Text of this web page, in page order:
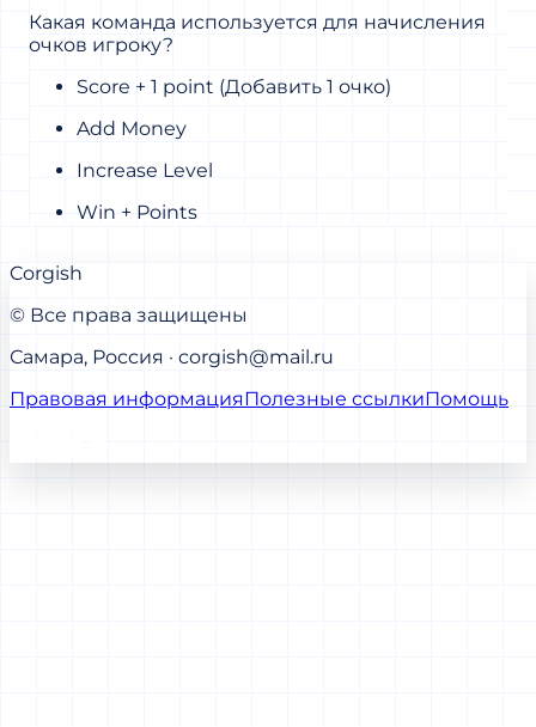
Какая команда используется для начисления
очков игроку?
Score + 1 point (Добавить 1 очко)
Add Money
Increase Level
Win + Points
Corgish
© Все права защищены
Самара, Россия · corgish@mail.ru
Правовая информацияПолезные ссылкиПомощь